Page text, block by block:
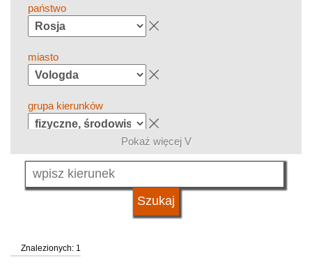
państwo
miasto
grupa kierunków
język
status uczelni
Pokaż więcej V
Znalezionych: 1